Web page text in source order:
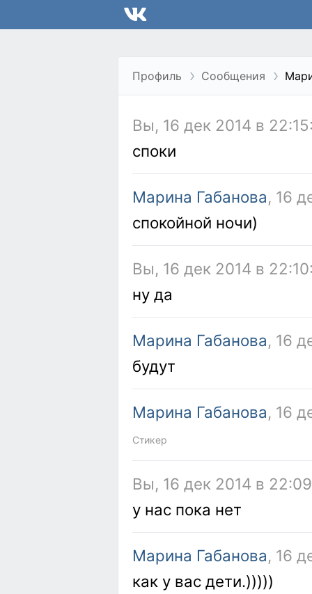
Профиль Сообщения
Вы, 16 дек 2014 в
споки
Марина Габанова, 16
спокойной ночи)
Вы, 16 дек 2014 в
ну да
Марина Габанова, 16
будут
Марина Габанова, 16
Стикер
Вы, 16 дек 2014 в
у нас пока нет
Марина Габанова, 16
как у вас дети.)))))